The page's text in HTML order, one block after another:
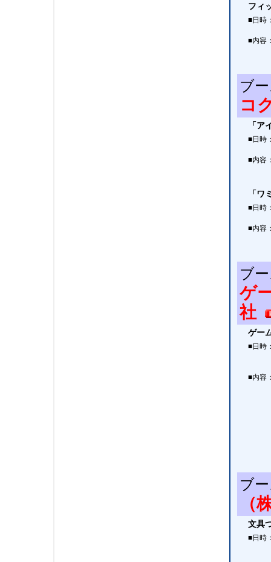
フィ
■日時
■内容
ブ
コ
「ア
■日時
■内容
「ワ
■日時
■内容
ブ
ゲ
社
ゲー
■日時
■内容
ブ
（
文具
■日時